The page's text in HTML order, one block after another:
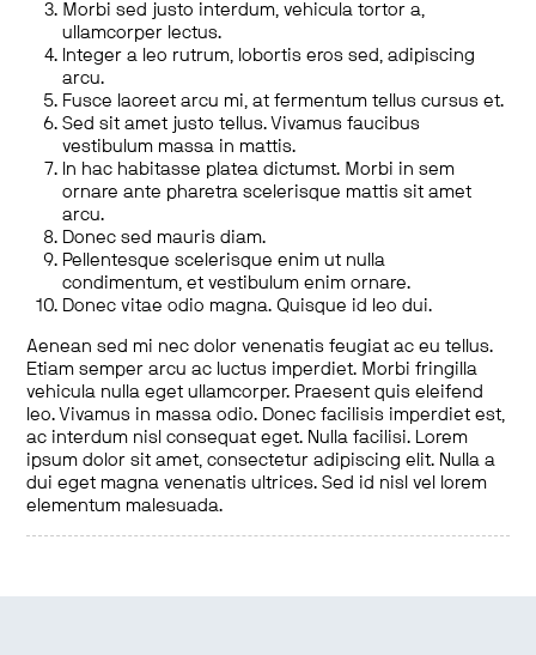
Morbi sed justo interdum, vehicula tortor a,
ullamcorper lectus.
Integer a leo rutrum, lobortis eros sed, adipiscing
arcu.
Fusce laoreet arcu mi, at fermentum tellus cursus et.
Sed sit amet justo tellus. Vivamus faucibus
vestibulum massa in mattis.
In hac habitasse platea dictumst. Morbi in sem
ornare ante pharetra scelerisque mattis sit amet
arcu.
Donec sed mauris diam.
Pellentesque scelerisque enim ut nulla
condimentum, et vestibulum enim ornare.
Donec vitae odio magna. Quisque id leo dui.
Aenean sed mi nec dolor venenatis feugiat ac eu tellus.
Etiam semper arcu ac luctus imperdiet. Morbi fringilla
vehicula nulla eget ullamcorper. Praesent quis eleifend
leo. Vivamus in massa odio. Donec facilisis imperdiet est,
ac interdum nisl consequat eget. Nulla facilisi. Lorem
ipsum dolor sit amet, consectetur adipiscing elit. Nulla a
dui eget magna venenatis ultrices. Sed id nisl vel lorem
elementum malesuada.